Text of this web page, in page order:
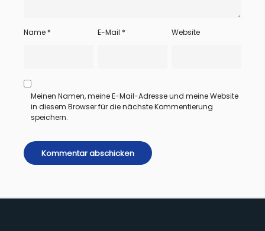
Name * E-Mail * Website
Meinen Namen, meine E-Mail-Adresse und meine Website
in diesem Browser für die nächste Kommentierung
speichern.